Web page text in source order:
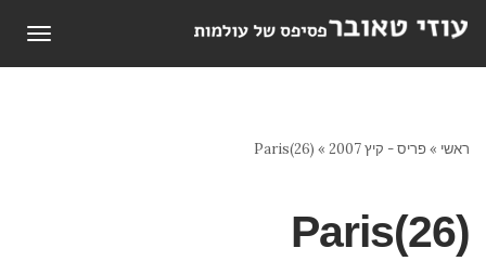
ראשי »פריס - קיץ 2007 »
Paris(26)
Paris(26)